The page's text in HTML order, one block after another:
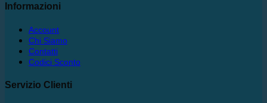
Informazioni
Account
Chi Siamo
Contatti
Codici Sconto
Servizio Clienti